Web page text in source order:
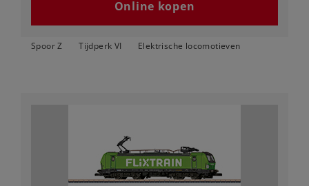
Online kopen
Spoor Z Tijdperk VI Elektrische locomotieven